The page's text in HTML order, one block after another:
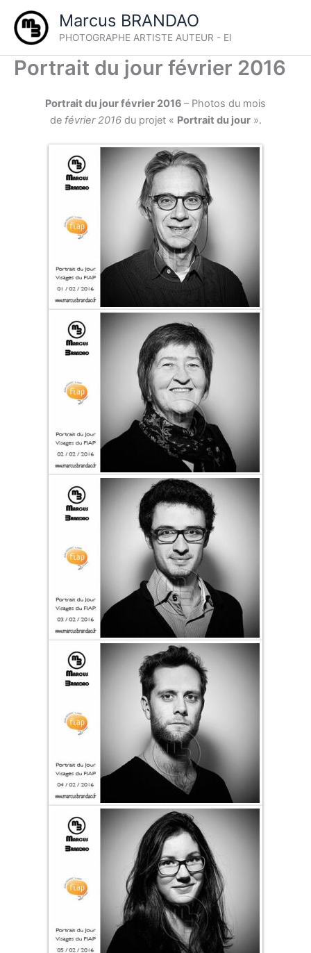
contenu
Marcus BRANDAO
PHOTOGRAPHE ARTISTE AUTEUR - EI
Portrait du jour février 2016
Portrait du jour février 2016 – Photos du mois
de février2016du projet « Portrait du jour».